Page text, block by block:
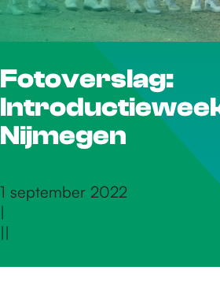
r
d
e
o
Fotoverslag:
Nijmegen
1 september 2022
|
||